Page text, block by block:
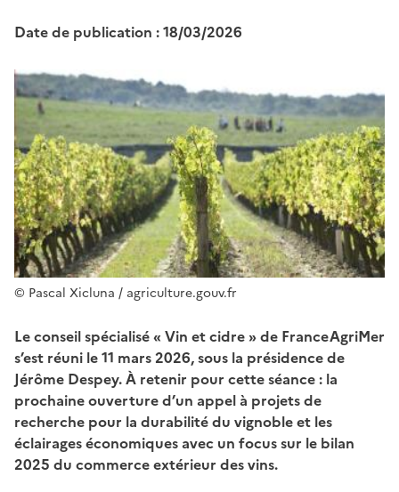
Date de publication : 18/03/2026
Image
© Pascal Xicluna / agriculture.gouv.fr
Le conseil spécialisé « Vin et cidre » de FranceAgriMer
s’est réuni le 11 mars 2026, sous la présidence de
Jérôme Despey. À retenir pour cette séance : la
prochaine ouverture d’un appel à projets de
recherche pour la durabilité du vignoble et les
éclairages économiques avec un focus sur le bilan
2025 du commerce extérieur des vins.